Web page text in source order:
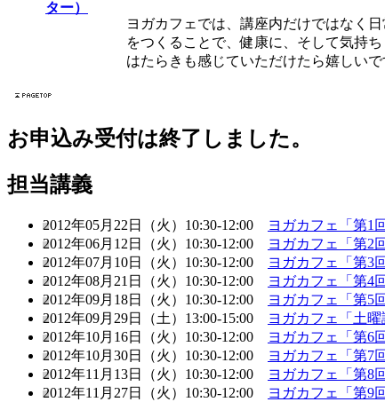
ヨガカフェでは、講座内だけではなく
をつくることで、健康に、そして気持
はたらきも感じていただけたら嬉しいで
お申込み受付は終了しました。
担当講義
2012年05月22日（火）10:30-12:00 ヨガカフェ「第1
2012年06月12日（火）10:30-12:00
ヨガカフェ「第2
2012年07月10日（火）10:30-12:00
ヨガカフェ「第3
2012年08月21日（火）10:30-12:00
ヨガカフェ「第4
2012年09月18日（火）10:30-12:00
ヨガカフェ「第5
2012年09月29日（土）13:00-15:00
ヨガカフェ「土曜
2012年10月16日（火）10:30-12:00
ヨガカフェ「第6
2012年10月30日（火）10:30-12:00
ヨガカフェ「第7
2012年11月13日（火）10:30-12:00
ヨガカフェ「第8
2012年11月27日（火）10:30-12:00
ヨガカフェ「第9